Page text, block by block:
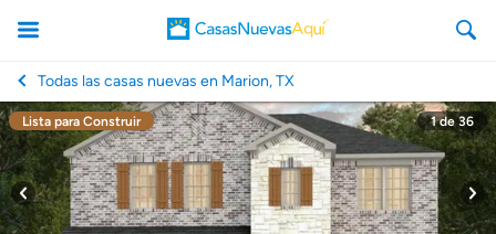
CasasNuevasAqui
Todas las casas nuevas en Marion, TX
Lista para Construir 1de36